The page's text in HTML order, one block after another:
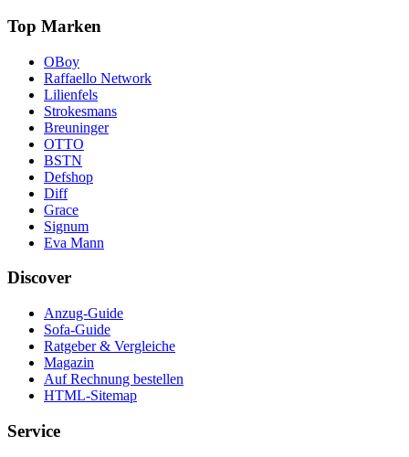
Top Marken
OBoy
Raffaello Network
Lilienfels
Strokesmans
Breuninger
OTTO
BSTN
Defshop
Diff
Grace
Signum
Eva Mann
Discover
Anzug-Guide
Sofa-Guide
Ratgeber & Vergleiche
Magazin
Auf Rechnung bestellen
HTML-Sitemap
Service